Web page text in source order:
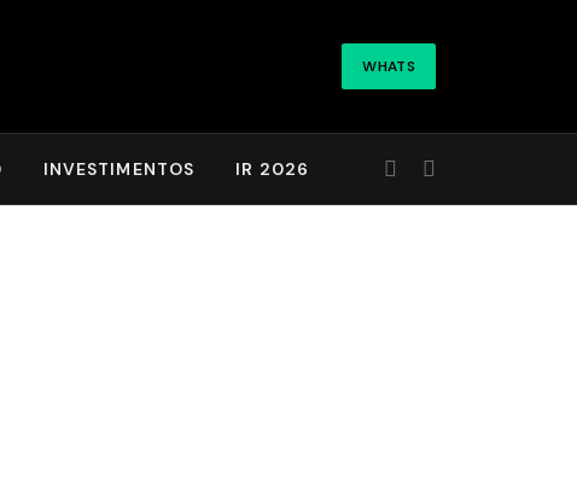
WHATS
INVESTIMENTOS IR 2026